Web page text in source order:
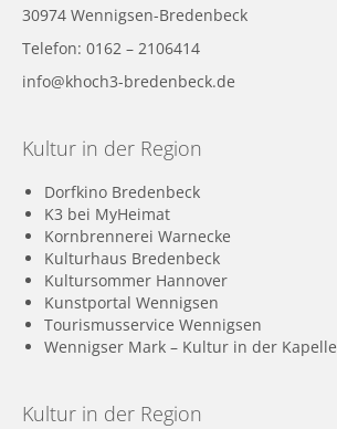
30974 Wennigsen-Bredenbeck
Telefon: 0162 – 2106414
info@khoch3-bredenbeck.de
Kultur in der Region
Dorfkino Bredenbeck
K3 bei MyHeimat
Kornbrennerei Warnecke
Kulturhaus Bredenbeck
Kultursommer Hannover
Kunstportal Wennigsen
Tourismusservice Wennigsen
Wennigser Mark – Kultur in der Kapelle
Kultur in der Region